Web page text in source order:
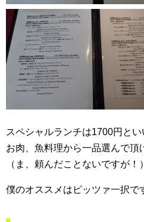
スペシャルランチは1700円とい
お肉、魚料理から一品選んで頂
（ま、頼んだことないですが！）
僕のオススメはピッツァ一択で